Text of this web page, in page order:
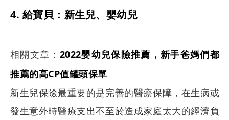
4. 給寶貝：新生兒、嬰幼兒
相關文章： 2022嬰幼兒保險推薦，新手爸媽們都
推薦的高CP值罐頭保單
新生兒保險最重要的是完善的醫療保障，在生病或
發生意外時醫療支出不至於造成家庭太大的經濟負